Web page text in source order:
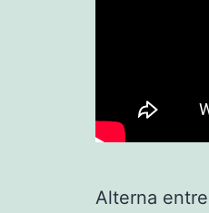
Alterna